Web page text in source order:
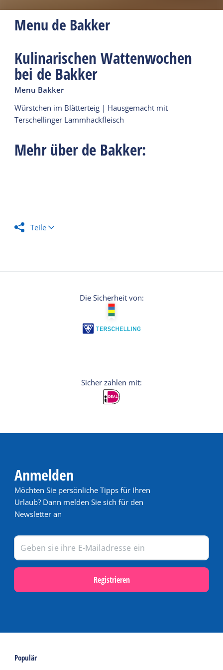
Menu de Bakker
Kulinarischen Wattenwochen
bei de Bakker
Menu Bakker
Würstchen im Blätterteig | Hausgemacht mit
Terschellinger Lammhackfleisch
Mehr über de Bakker:
Teile
Die Sicherheit von:
Anmelden
Möchten Sie persönliche Tipps für Ihren
Urlaub? Dann melden Sie sich für den
Newsletter an
Registrieren
Populär